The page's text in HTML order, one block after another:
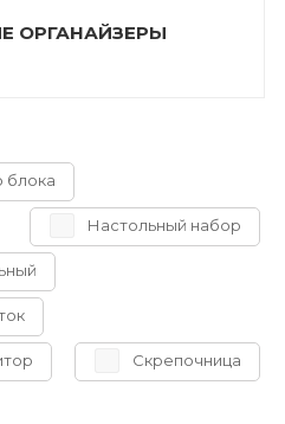
ОРГАНАЙЗЕРЫ
блока
Настольный набор
Скрепочница